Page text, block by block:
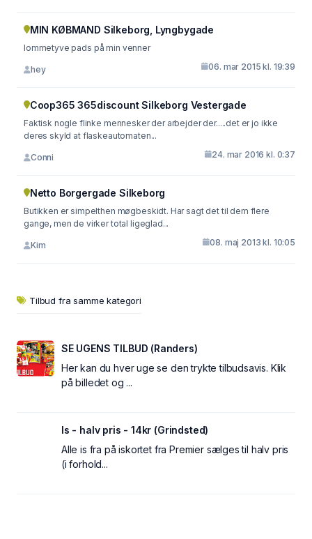
MIN KØBMAND Silkeborg, Lyngbygade
lommetyve pads på min venner
hey 06. mar 2015 kl. 19:39
Coop365 365discount Silkeborg Vestergade
Faktisk nogle flinke mennesker der arbejder der.....det er jo ikke
deres skyld at flaskeautomaten...
Conni 24. mar 2016 kl. 0:37
Netto Borgergade Silkeborg
Butikken er simpelthen møgbeskidt. Har sagt det til dem flere
gange, men de virker total ligeglad...
Kim 08. maj 2013 kl. 10:05
Tilbud fra samme kategori
SE UGENS TILBUD (Randers)
Her kan du hver uge se den trykte tilbudsavis. Klik
på billedet og ...
Is - halv pris - 14kr (Grindsted)
Alle is fra på iskortet fra Premier sælges til halv pris
(i forhold...